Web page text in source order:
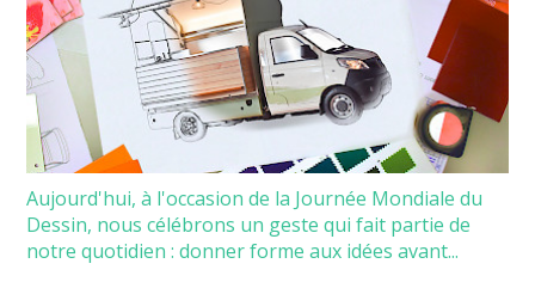
Aujourd'hui, à l'occasion de la Journée Mondiale du
Dessin, nous célébrons un geste qui fait partie de
notre quotidien : donner forme aux idées avant...